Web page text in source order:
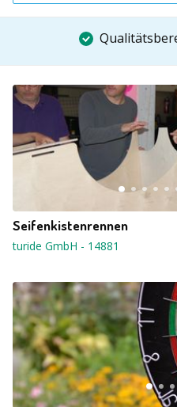
Seifenkistenrennen
turide GmbH - 14881